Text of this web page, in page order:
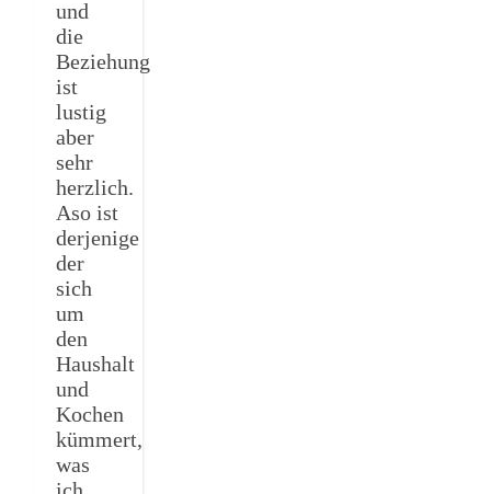
und
die
Beziehung
ist
lustig
aber
sehr
herzlich.
Aso ist
derjenige
der
sich
um
den
Haushalt
und
Kochen
kümmert,
was